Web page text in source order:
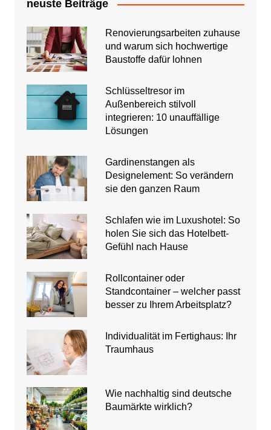
neuste Beiträge
Renovierungsarbeiten zuhause
und warum sich hochwertige
Baustoffe dafür lohnen
Schlüsseltresor im
Außenbereich stilvoll
integrieren: 10 unauffällige
Lösungen
Gardinenstangen als
Designelement: So verändern
sie den ganzen Raum
Schlafen wie im Luxushotel: So
holen Sie sich das Hotelbett-
Gefühl nach Hause
Rollcontainer oder
Standcontainer – welcher passt
besser zu Ihrem Arbeitsplatz?
Individualität im Fertighaus: Ihr
Traumhaus
Wie nachhaltig sind deutsche
Baumärkte wirklich?